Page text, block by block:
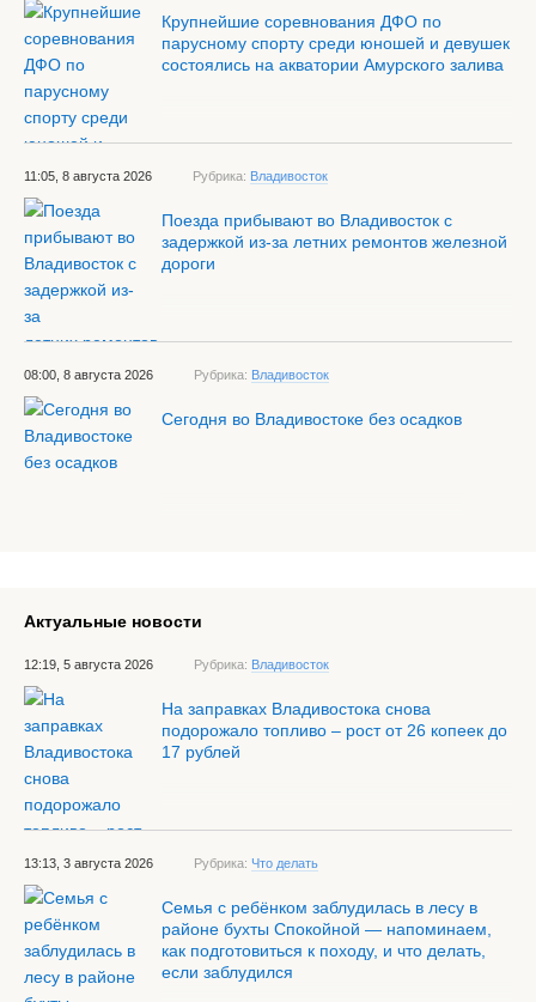
Крупнейшие соревнования ДФО по
парусному спорту среди юношей и девушек
состоялись на акватории Амурского залива
11:05, 8 августа 2026 Рубрика: Владивосток
Поезда прибывают во Владивосток с
задержкой из-за летних ремонтов железной
дороги
08:00, 8 августа 2026 Рубрика: Владивосток
Сегодня во Владивостоке без осадков
Актуальные новости
12:19, 5 августа 2026 Рубрика: Владивосток
На заправках Владивостока снова
подорожало топливо – рост от 26 копеек до
17 рублей
13:13, 3 августа 2026 Рубрика: Что делать
Семья с ребёнком заблудилась в лесу в
районе бухты Спокойной — напоминаем,
как подготовиться к походу, и что делать,
если заблудился